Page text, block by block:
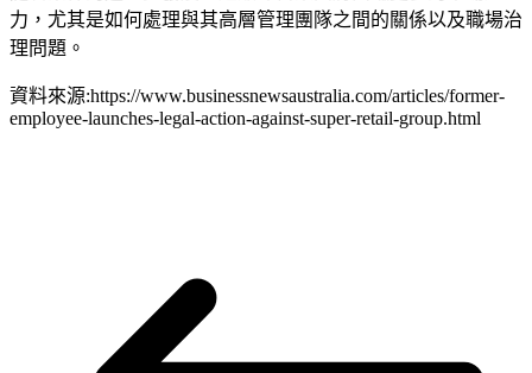
力，尤其是如何處理與其高層管理團隊之間的關係以及職場治
理問題。
資料來源:https://www.businessnewsaustralia.com/articles/former-
employee-launches-legal-action-against-super-retail-group.html